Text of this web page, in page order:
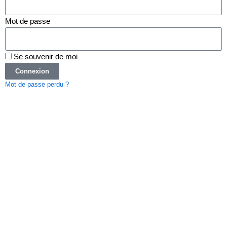
Mot de passe
Se souvenir de moi
Connexion
Mot de passe perdu ?